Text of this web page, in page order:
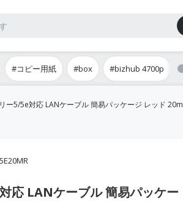
#コピー用紙 #box #bizhub 4700p
ー5/5e対応 LANケーブル 簡易パッケージ レッド 20m
応 LANケーブル 簡易パッケー